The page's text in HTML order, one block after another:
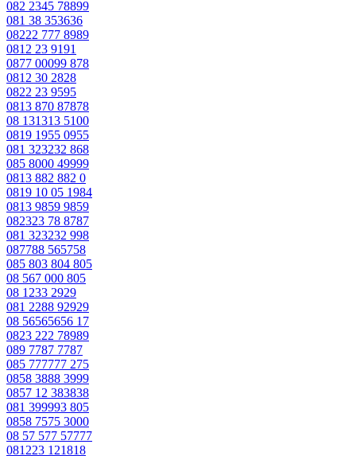
082 2345 78899
081 38 353636
08222 777 8989
0812 23 9191
0877 00099 878
0812 30 2828
0822 23 9595
0813 870 87878
08 131313 5100
0819 1955 0955
081 323232 868
085 8000 49999
0813 882 882 0
0819 10 05 1984
0813 9859 9859
082323 78 8787
081 323232 998
087788 565758
085 803 804 805
08 567 000 805
08 1233 2929
081 2288 92929
08 56565656 17
0823 222 78989
089 7787 7787
085 777777 275
0858 3888 3999
0857 12 383838
081 399993 805
0858 7575 3000
08 57 577 57777
081223 121818